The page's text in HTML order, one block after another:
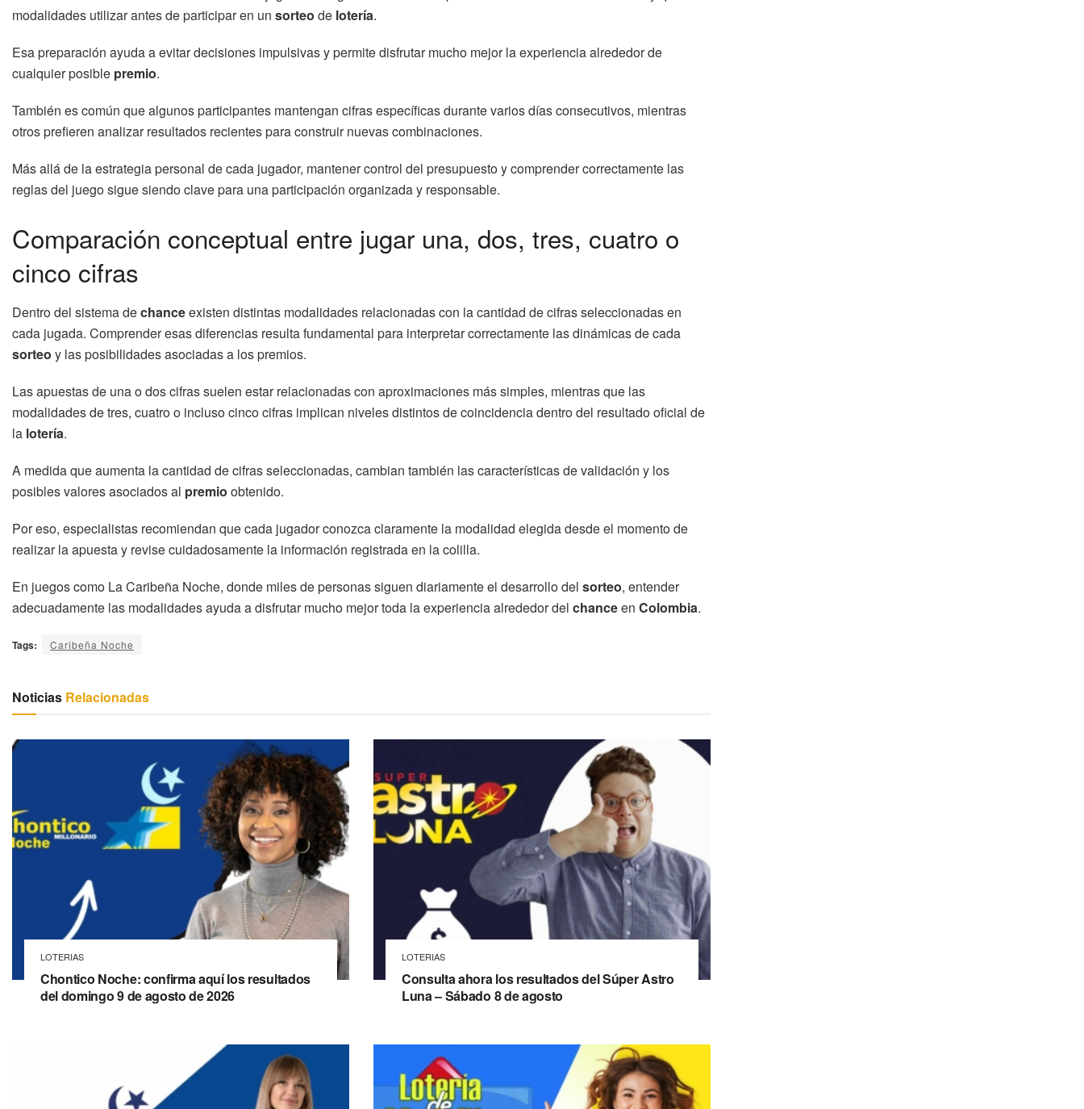
modalidades utilizar antes de participar en un sorteo de lotería.
Esa preparación ayuda a evitar decisiones impulsivas y permite disfrutar mucho mejor la experiencia alrededor de
cualquier posible premio.
También es común que algunos participantes mantengan cifras específicas durante varios días consecutivos, mientras
otros prefieren analizar resultados recientes para construir nuevas combinaciones.
Más allá de la estrategia personal de cada jugador, mantener control del presupuesto y comprender correctamente las
reglas del juego sigue siendo clave para una participación organizada y responsable.
Comparación conceptual entre jugar una, dos, tres, cuatro o
cinco cifras
Dentro del sistema dechanceexisten distintas modalidades relacionadas con la cantidad de cifras seleccionadas en
cada jugada. Comprender esas diferencias resulta fundamental para interpretar correctamente las dinámicas de cada
sorteo y las posibilidades asociadas a los premios.
Las apuestas de una o dos cifras suelen estar relacionadas con aproximaciones más simples, mientras que las
modalidades de tres, cuatro o incluso cinco cifras implican niveles distintos de coincidencia dentro del resultado oficial de
la lotería.
A medida que aumenta la cantidad de cifras seleccionadas, cambian también las características de validación y los
posibles valores asociados al premio obtenido.
Por eso, especialistas recomiendan que cada jugador conozca claramente la modalidad elegida desde el momento de
realizar la apuesta y revise cuidadosamente la información registrada en la colilla.
En juegos como La Caribeña Noche, donde miles de personas siguen diariamente el desarrollo del sorteo, entender
adecuadamente las modalidades ayuda a disfrutar mucho mejor toda la experiencia alrededor del chanceen Colombia.
Tags: Caribeña Noche
Noticias Relacionadas
LOTERIAS
Chontico Noche: confirma aquí los resultados
del domingo 9 de agosto de 2026
LOTERIAS
Consulta ahora los resultados del Súper Astro
Luna – Sábado 8 de agosto